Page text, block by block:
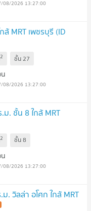
08/2026 13:27:00
MRT เพชรบุรี (ID
2 ชั้น27
08/2026 13:27:00
. ชั้น 8 ใกล้ MRT
2 ชั้น8
08/2026 13:27:00
วิลล่า อโศก ใกล้ MRT